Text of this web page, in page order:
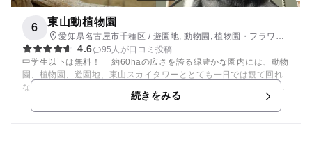
6 東山動植物園
愛知県名古屋市千種区 / 遊園地, 動物園, 植物園・フラワー
パーク4.6
95人が口コミ投稿
中学生以下は無料！ 約60haの広さを誇る緑豊かな園内には、動物
園、植物園、遊園地、東山スカイタワーととても一日では観て回れ
ないほど様々な魅力にあふれています。 動物園は人気者のコア
ラ、アミメキリン、アジアゾウ約450種の動物を展示しています。
現在、東山動植物園再生プランを実施しており、新しい施設が次々
続きをみる